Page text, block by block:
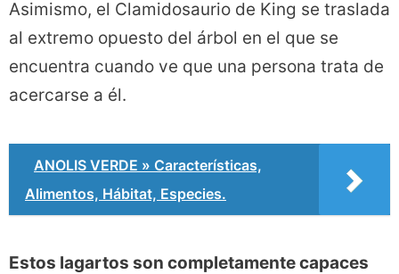
Asimismo, el Clamidosaurio de King se traslada
al extremo opuesto del árbol en el que se
encuentra cuando ve que una persona trata de
acercarse a él.
ANOLIS VERDE » Características,
Alimentos, Hábitat, Especies.
Estos lagartos son completamente capaces